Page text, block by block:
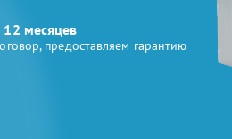
12 месяцев
предоставляем гарантию